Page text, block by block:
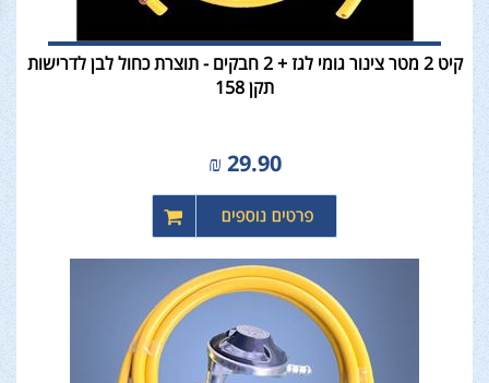
קיט 2 מטר צינור גומי לגז + 2 חבקים - תוצרת כחול לבן לדרישות
תקן 158
29.90
₪